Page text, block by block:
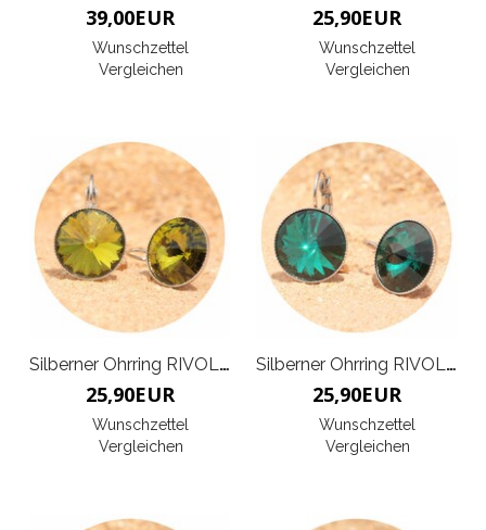
39,00EUR
Wunschzettel
Vergleichen
25,90EUR
Wunschzettel
Vergleichen
Silberner Ohrring RIVOLI G
25,90EUR
Wunschzettel
Vergleichen
Silberner Ohrring RIVOLI G
25,90EUR
Wunschzettel
Vergleichen